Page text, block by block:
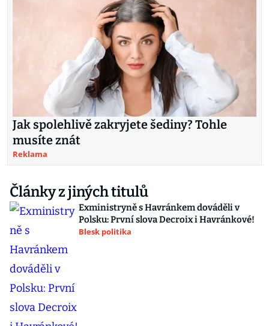
Jak spolehlivě zakryjete šediny? Tohle
musíte znát
Reklama
Články z jiných titulů
Exministryně s Havránkem dováděli v
Polsku: První slova Decroix i Havránkové!
Blesk politika